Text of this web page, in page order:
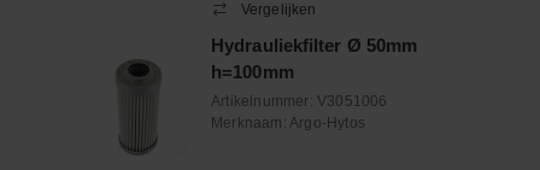
Vergelijken
Hydrauliekfilter Ø 50mm
h=100mm
Artikelnummer: V3051006
Merknaam: Argo-Hytos